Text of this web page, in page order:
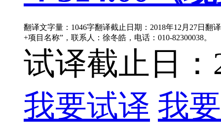
翻译文字量：1046字翻译截止日期：2018年12月27日翻
+项目名称”，联系人：徐冬皓，电话：010-82300038。
试译截止日：
我要试译 我